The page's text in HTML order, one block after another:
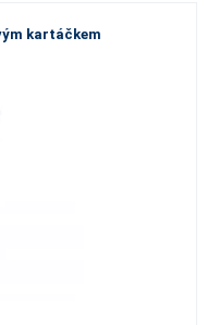
kartáčkem